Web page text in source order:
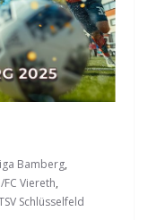
Bamberg,
FC Viereth,
Schlüsselfeld